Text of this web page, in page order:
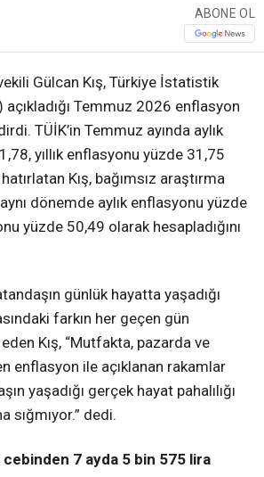
ABONE OL
Gülcan Kış, Türkiye İstatistik
açıkladığı Temmuz 2026 enflasyon
TÜİK’in Temmuz ayında aylık
yıllık enflasyonu yüzde 31,75
hatırlatan Kış, bağımsız araştırma
aynı dönemde aylık enflasyonu yüzde
yüzde 50,49 olarak hesapladığını
günlük hayatta yaşadığı
farkın her geçen gün
Kış, “Mutfakta, pazarda ve
enflasyon ile açıklanan rakamlar
yaşadığı gerçek hayat pahalılığı
sığmıyor.” dedi.
7 ayda 5 bin 575 lira